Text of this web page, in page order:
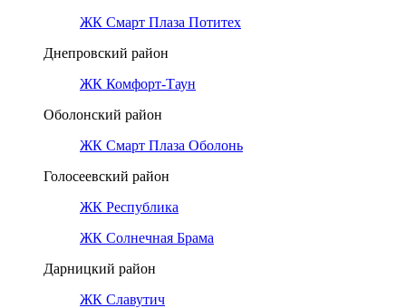
ЖК Смарт Плаза Потитех
Днепровский район
ЖК Комфорт-Таун
Оболонский район
ЖК Смарт Плаза Оболонь
Голосеевский район
ЖК Республика
ЖК Солнечная Брама
Дарницкий район
ЖК Славутич